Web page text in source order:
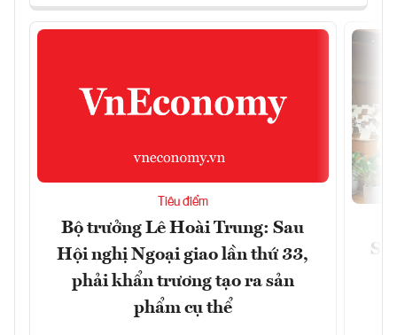
Tiêu điểm
Bộ trưởng Lê Hoài Trung: Sau
Hội nghị Ngoại giao lần thứ 33,
phải khẩn trương tạo ra sản
phẩm cụ thể